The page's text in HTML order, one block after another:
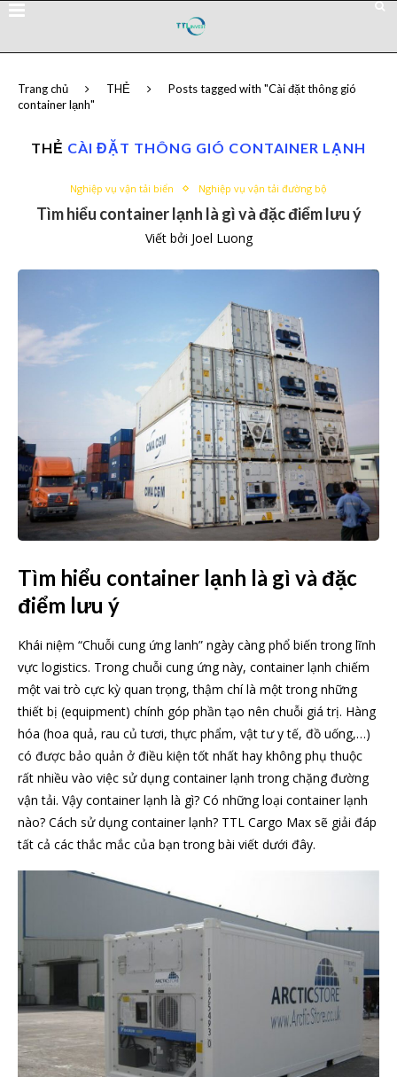
Trang chủ THẺ
Posts tagged with "Cài đặt thông gió
container lạnh"
THẺ CÀI ĐẶT THÔNG GIÓ CONTAINER LẠNH
Nghiệp vụ vận tải biển Nghiệp vụ vận tải đường bộ
Tìm hiểu container lạnh là gì và đặc điểm lưu ý
Viết bởi Joel Luong
Tìm hiểu container lạnh là gì và đặc
điểm lưu ý
Khái niệm “Chuỗi cung ứng lanh” ngày càng phổ biến trong lĩnh
vực logistics. Trong chuỗi cung ứng này, container lạnh chiếm
một vai trò cực kỳ quan trọng, thậm chí là một trong những
thiết bị (equipment) chính góp phần tạo nên chuỗi giá trị. Hàng
hóa (hoa quả, rau củ tươi, thực phẩm, vật tư y tế, đồ uống,…)
có được bảo quản ở điều kiện tốt nhất hay không phụ thuộc
rất nhiều vào việc sử dụng container lạnh trong chặng đường
vận tải. Vậy container lạnh là gì? Có những loại container lạnh
nào? Cách sử dụng container lạnh? TTL Cargo Max sẽ giải đáp
tất cả các thắc mắc của bạn trong bài viết dưới đây.